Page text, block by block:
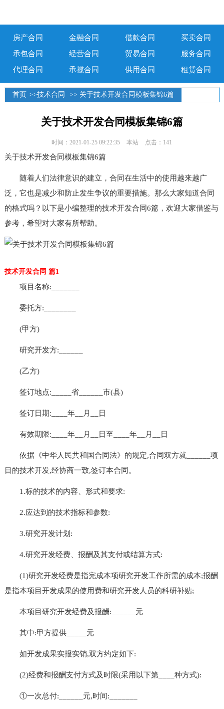
房产合同 金融合同 借款合同
买卖合同
承包合同
经营合同 贸易合同
服务合同
代理合同
承揽合同 供用合同 租赁合同
首页 >>技术合同 >> 关于技术开发合同模板集锦6篇
关于技术开发合同模板集锦6篇
时间：2021-01-25 09:22:35 本站 点击：141
关于技术开发合同模板集锦6篇
随着人们法律意识的建立，合同在生活中的使用越来越广
泛，它也是减少和防止发生争议的重要措施。那么大家知道合同
的格式吗？以下是小编整理的技术开发合同6篇，欢迎大家借鉴与
参考，希望对大家有所帮助。
技术开发合同 篇1
项目名称:_______
委托方:________
(甲方)
研究开发方:______
(乙方)
签订地点:_____省______市(县)
签订日期:____年__月__日
有效期限:____年__月__日至____年__月__日
依据《中华人民共和国合同法》的规定,合同双方就______项
目的技术开发,经协商一致,签订本合同。
1.标的技术的内容、形式和要求:
2.应达到的技术指标和参数:
3.研究开发计划:
4.研究开发经费、报酬及其支付或结算方式:
(1)研究开发经费是指完成本项研究开发工作所需的成本;报酬
是指本项目开发成果的使用费和研究开发人员的科研补贴;
本项目研究开发经费及报酬:______元
其中:甲方提供_____元
如开发成果实报实销,双方约定如下:
(2)经费和报酬支付方式及时限(采用以下第____种方式):
①一次总付:______元,时间:_______